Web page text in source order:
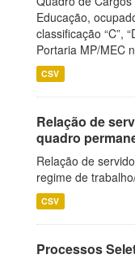
Educação,
classificação “C”,
Portaria MP/MEC
CSV
Relação de
quadro
Relação de
regime de
CSV
Processos